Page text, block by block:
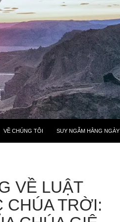
VỀ CHÚNG TÔI SUY NGẪM HẰNG NGÀY
VỀ LUẬT
CHÚA TRỜI: